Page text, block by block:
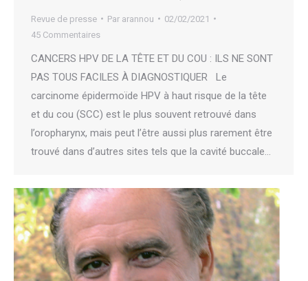
Revue de presse Par arannou
02/02/2021
45 Commentaires
CANCERS HPV DE LA TÊTE ET DU COU : ILS NE SONT
PAS TOUS FACILES À DIAGNOSTIQUER Le
carcinome épidermoïde HPV à haut risque de la tête
et du cou (SCC) est le plus souvent retrouvé dans
l’oropharynx, mais peut l’être aussi plus rarement être
trouvé dans d’autres sites tels que la cavité buccale…